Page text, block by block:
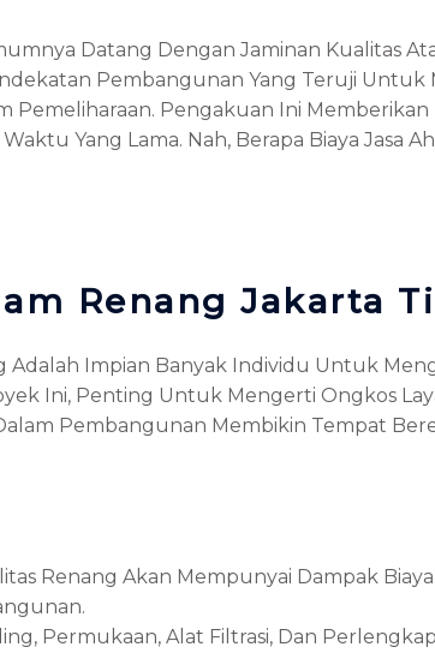
Datang Dengan Jaminan Kualitas
Pembangunan Yang Teruji Untuk
Pengakuan Ini Memberikan
Yang Lama. Nah, Berapa Biaya Jasa
Renang Jakarta
Impian Banyak Individu Untuk
Ini, Penting Untuk Mengerti Ongkos
Pembangunan Membikin Tempat
Renang Akan Mempunyai Dampak Biaya
Permukaan, Alat Filtrasi, Dan